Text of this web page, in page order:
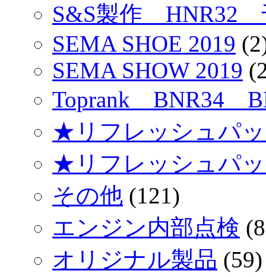
S&S製作 HNR32
SEMA SHOE 2019
SEMA SHOW 2019
Toprank BNR34
★リフレッシュパ
★リフレッシュパ
その他 (121)
エンジン内部点検
オリジナル製品 (59)